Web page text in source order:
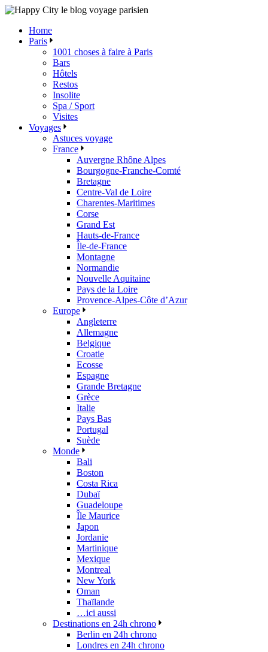
Skip
content
Home
Paris
1001 choses à faire à Paris
Bars
Hôtels
Restos
Insolite
Spa / Sport
Visites
Voyages
Astuces voyage
France
Auvergne Rhône Alpes
Bourgogne-Franche-Comté
Bretagne
Centre-Val de Loire
Charentes-Maritimes
Corse
Grand Est
Hauts-de-France
Île-de-France
Montagne
Normandie
Nouvelle Aquitaine
Pays de la Loire
Provence-Alpes-Côte d’Azur
Europe
Angleterre
Allemagne
Belgique
Croatie
Ecosse
Espagne
Grande Bretagne
Grèce
Italie
Pays Bas
Portugal
Suède
Monde
Bali
Boston
Costa Rica
Dubaï
Guadeloupe
Île Maurice
Japon
Jordanie
Martinique
Mexique
Montreal
New York
Oman
Thaïlande
…ici aussi
Destinations en 24h chrono
Berlin en 24h chrono
Londres en 24h chrono